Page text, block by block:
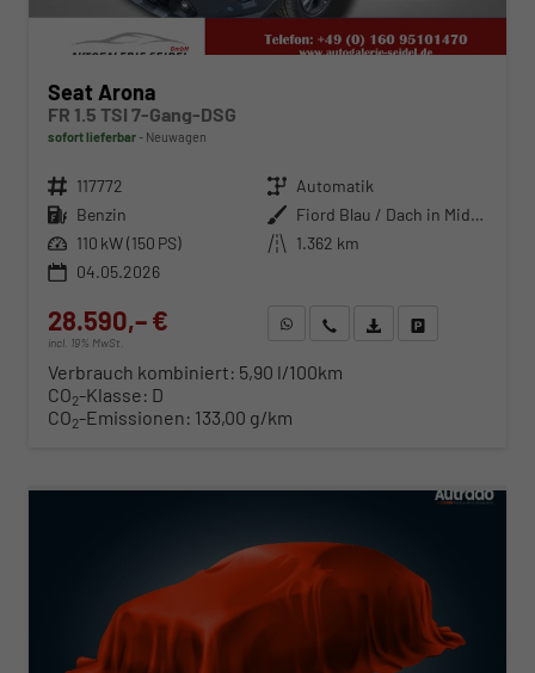
Seat Arona
FR 1.5 TSI 7-Gang-DSG
sofort lieferbar Neuwagen
Fahrzeugnr. 117772 Getriebe Automatik
Kraftstoff Benzin Außenfarbe
Fiord Blau / Dach in Midnight Schwarz Metallic
Leistung 110 kW (150 PS) Kilometerstand 1.362 km
04.05.2026
28.590,– €
incl. 19% MwSt.
WhatsApp anfragen
Wir rufen Sie anFahrzeugexposé (PDF)
Verbrauch kombiniert: 5,90 l/100km
CO2-Klasse: D
CO2-Emissionen: 133,00 g/km